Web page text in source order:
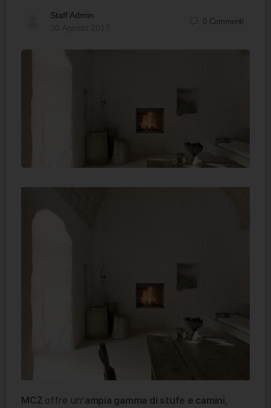
Staff Admin
0 Commenti
MCZ offre un’ampia gamma di stufe e camini,